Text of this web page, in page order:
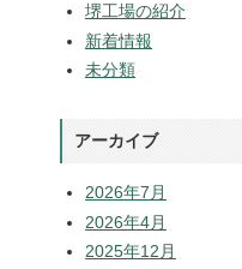
堺工場の紹介
新着情報
未分類
アーカイブ
2026年7月
2026年4月
2025年12月